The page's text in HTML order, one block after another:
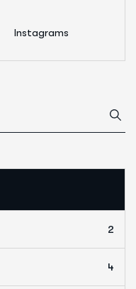
Instagrams
2
4